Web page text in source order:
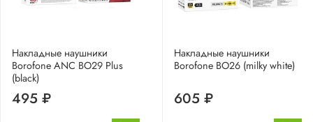
Накладные наушники
Borofone ANC BO29 Plus
(black)
495 ₽
Накладные наушники
Borofone BO26 (milky white)
605 ₽